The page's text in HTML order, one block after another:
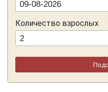
Количество взрослых